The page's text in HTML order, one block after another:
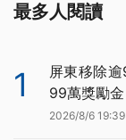
最多人閱讀
1
屏東移除
99萬獎勵金
2026/8/6 19:39